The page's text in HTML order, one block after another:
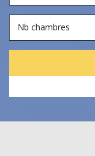
Nb chambres